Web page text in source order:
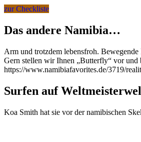
zur Checkliste
Das andere Namibia…
Arm und trotzdem lebensfroh.
Gern stellen wir Ihnen „Butterfly“ vor und
https://www.namibiafavorites.de/3719/
Surfen auf
Koa Smith hat sie vor der namibischen